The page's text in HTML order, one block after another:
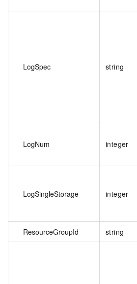
LogSpec string
LogNum integer
LogSingleStorage integer
ResourceGroupId string